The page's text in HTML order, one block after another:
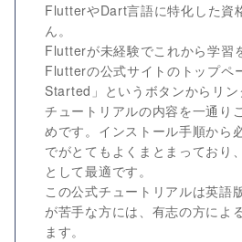
FlutterやDart言語に特化した資
ん。
Flutterが未経験でこれから学習
Flutterの公式サイトのトップペ
Started」というボタンからリ
チュートリアルの内容を一通り
めです。インストール手順から
でがとてもよくまとまっており
として最適です。
この公式チュートリアルは英語
が苦手な方には、有志の方によ
ます。